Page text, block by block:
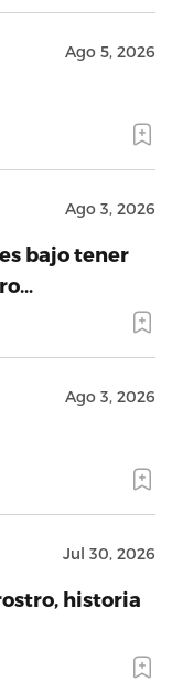
Ago 5, 2026
Ago 3, 2026
bajo tener
Ago 3, 2026
Jul 30, 2026
historia